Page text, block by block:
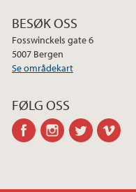
BESØK OSS
Fosswinckels gate 6
5007 Bergen
Se områdekart
FØLG OSS
facebookinstagram
twitter